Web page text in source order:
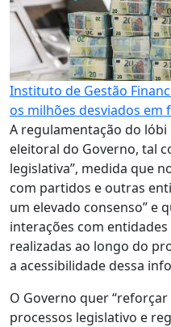
Instituto de Gestão
os milhões desviados em
A regulamentação do
eleitoral do Governo, tal
legislativa”, medida que
com partidos e outras
um elevado consenso” e
interações com
realizadas ao longo do
a acessibilidade dessa
O Governo quer
processos legislativo e